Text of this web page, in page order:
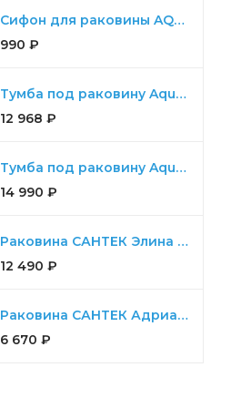
Сифон для раковины AQUATON универсальный
990 ₽
Тумба под раковину Aquaton Диор 80 белый
12 968 ₽
Тумба под раковину Aquaton Либерти 90 дуб эльвезия, белый глянец
14 990 ₽
Раковина САНТЕК Элина 100
12 490 ₽
Раковина САНТЕК Адриана 55
6 670 ₽